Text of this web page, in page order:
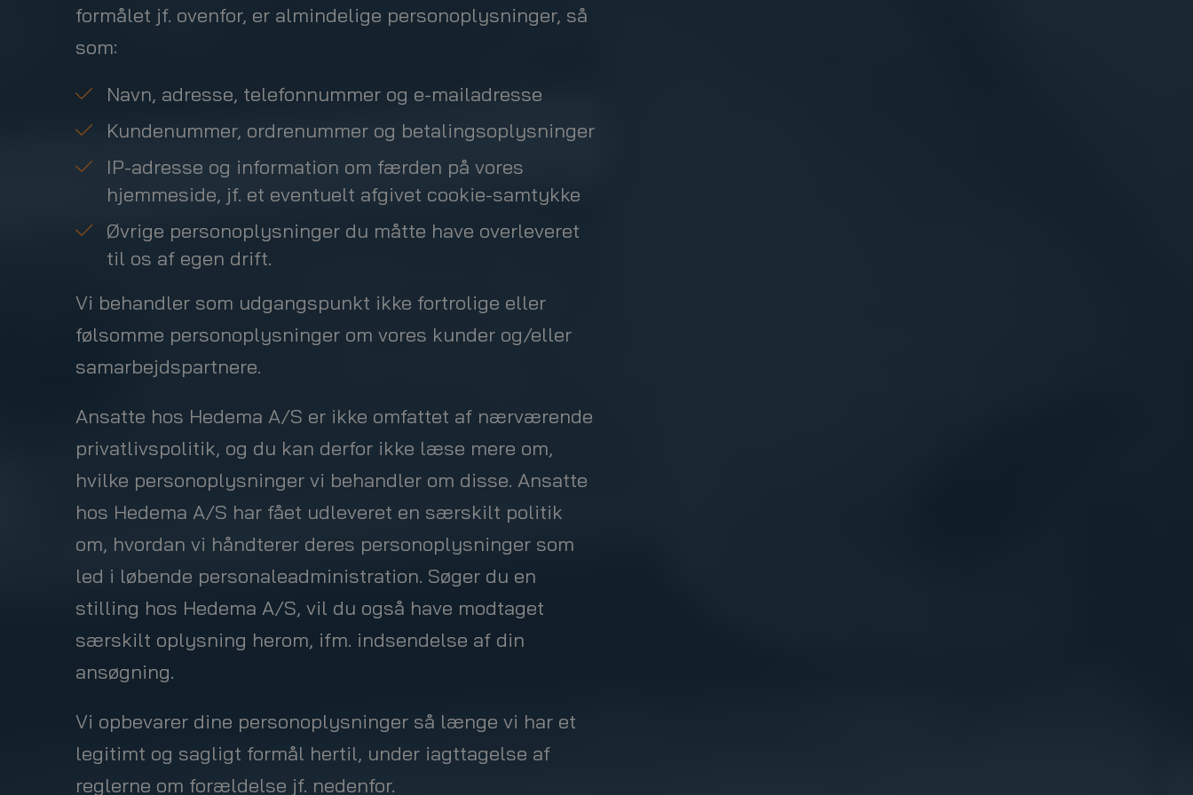
formålet jf. ovenfor, er almindelige personoplysninger, så
som:
Navn, adresse, telefonnummer og e-mailadresse
Kundenummer, ordrenummer og betalingsoplysninger
IP-adresse og information om færden på vores
hjemmeside, jf. et eventuelt afgivet cookie-samtykke
Øvrige personoplysninger du måtte have overleveret
til os af egen drift.
Vi behandler som udgangspunkt ikke fortrolige eller
følsomme personoplysninger om vores kunder og/eller
samarbejdspartnere.
Ansatte hos Hedema A/S er ikke omfattet af nærværende
privatlivspolitik, og du kan derfor ikke læse mere om,
hvilke personoplysninger vi behandler om disse. Ansatte
hos Hedema A/S har fået udleveret en særskilt politik
om, hvordan vi håndterer deres personoplysninger som
led i løbende personaleadministration. Søger du en
stilling hos Hedema A/S, vil du også have modtaget
særskilt oplysning herom, ifm. indsendelse af din
ansøgning.
Vi opbevarer dine personoplysninger så længe vi har et
legitimt og sagligt formål hertil, under iagttagelse af
reglerne om forældelse jf. nedenfor.